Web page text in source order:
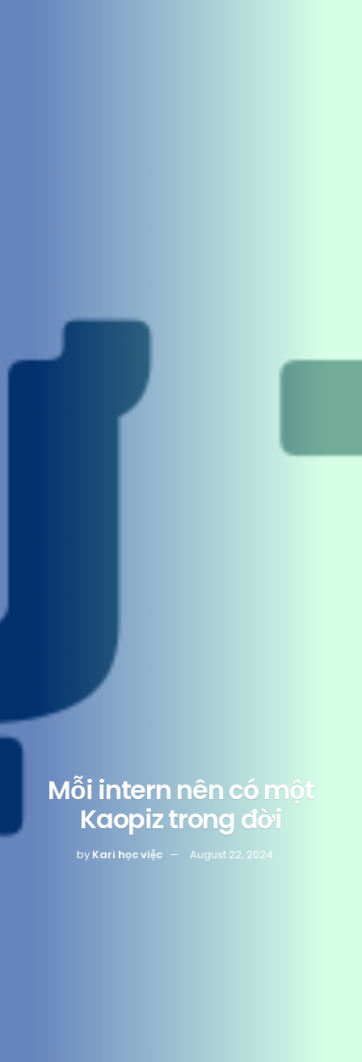
Mỗi intern nên có một
Kaopiz trong đời
by Kari học việc August 22, 2024